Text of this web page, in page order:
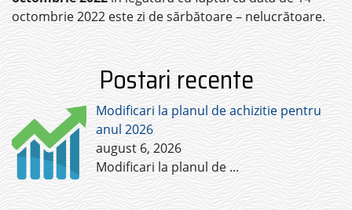
octombrie 2022 este zi de sărbătoare – nelucrătoare.
Postari recente
Modificari la planul de achizitie pentru
anul 2026
august 6, 2026
Modificari la planul de ...